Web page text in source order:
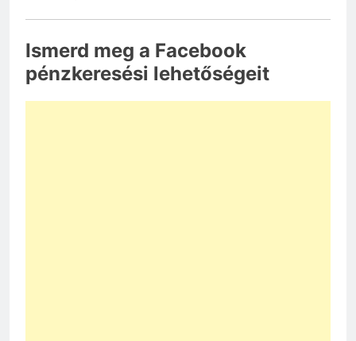
Ismerd meg a Facebook
pénzkeresési lehetőségeit